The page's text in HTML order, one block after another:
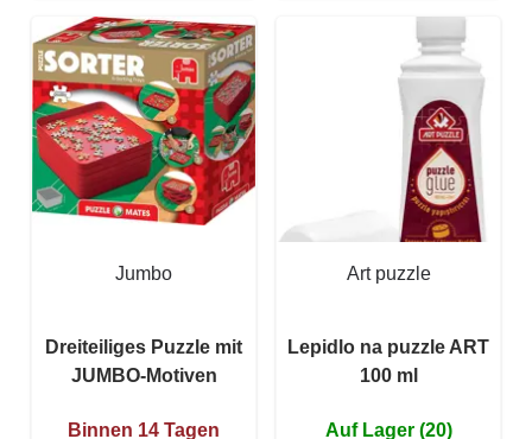
Jumbo
Dreiteiliges Puzzle mit
JUMBO-Motiven
Binnen 14 Tagen
Art puzzle
Lepidlo na puzzle ART
100 ml
Auf Lager (20)